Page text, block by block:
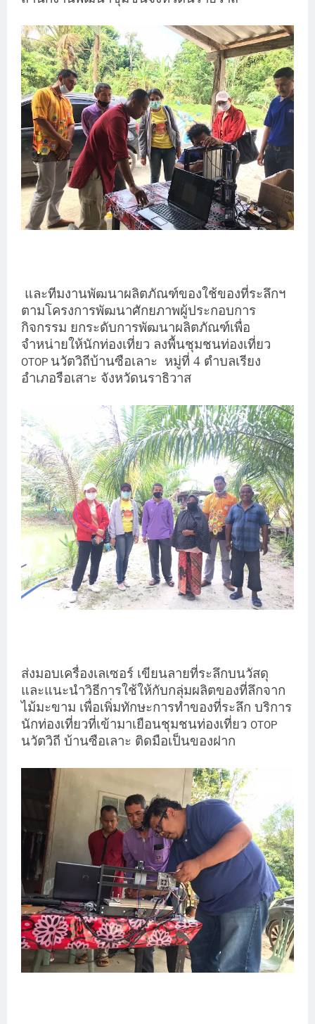
และทีมงานพัฒนาผลิตภัณฑ์ของใช้ของที่ระลึกฯ
ตามโครงการพัฒนาศักยภาพผู้ประกอบการ
กิจกรรม ยกระดับการพัฒนาผลิตภัณฑ์เพื่อ
จำหน่ายให้นักท่องเที่ยว ลงพื้นชุมชนท่องเที่ยว
OTOP นวัตวิถีบ้านซือเลาะ หมู่ที่ 4 ตำบลเรียง
อำเภอรือเสาะ จังหวัดนราธิวาส
ส่งมอบเครื่องเลเซอร์ เขียนลายที่ระลึกบนวัสดุ
และแนะนำวิธีการใช้ให้กับกลุ่มผลิตของที่ลึกจาก
ไม้มะขาม เพื่อเพิ่มทักษะการทำของที่ระลึก บริการ
นักท่องเที่ยวที่เข้ามาเยือนชุมชนท่องเที่ยว OTOP
นวัตวิถี บ้านซือเลาะ ติดมือเป็นของฝาก